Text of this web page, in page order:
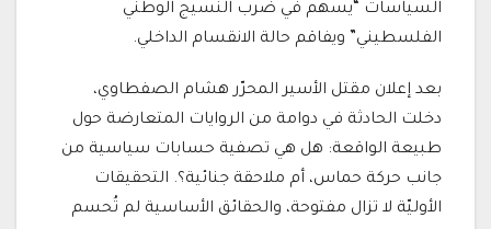
السياسات “يسهم في ضرب النسيج الوطني
الفلسطيني” ويفاقم حالة الانقسام الداخلي.
بعد إعلان مقتل الأسير المحرّر هشام الصفطاوي،
دخلت الحادثة في دوامة من الروايات المتعارضة حول
طبيعة الواقعة: هل هي تصفية حسابات سياسية من
جانب حركة حماس، أم ملاحقة جنائية؟. التحقيقات
الأوليّة لا تزال مفتوحة، والحقائق الأساسية لم تُحسم